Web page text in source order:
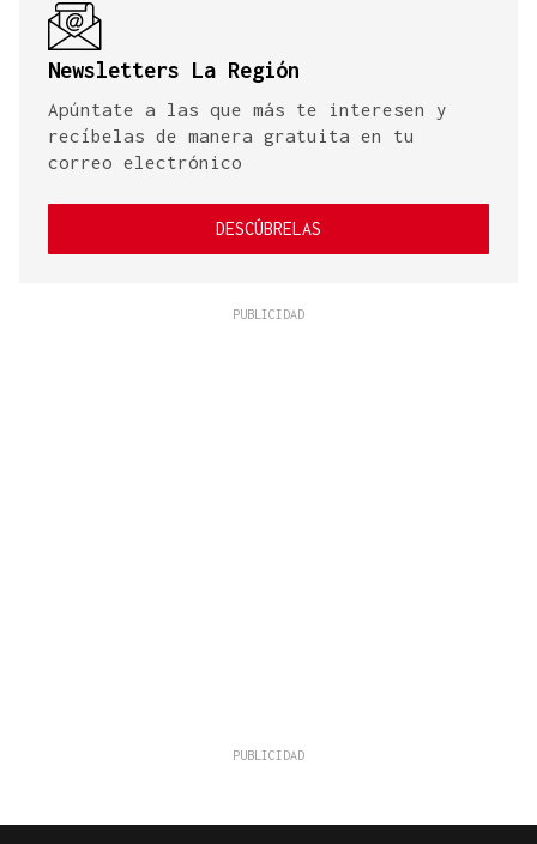
Newsletters La Región
Apúntate a las que más te interesen y
recíbelas de manera gratuita en tu
correo electrónico
DESCÚBRELAS